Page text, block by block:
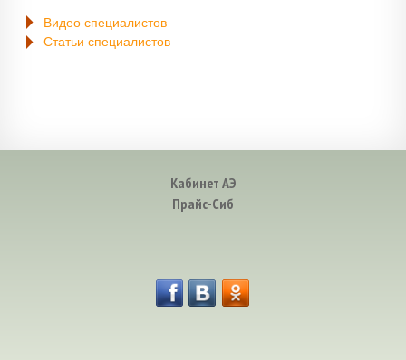
Видео специалистов
Статьи специалистов
Кабинет АЭ
Прайс-Сиб